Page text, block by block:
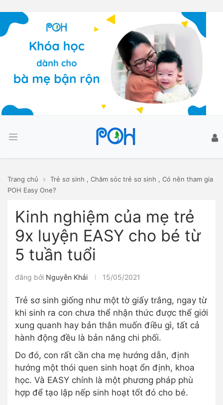
Trang chủ Trẻ sơ sinh , Chăm sóc trẻ sơ sinh , Có nên tham gia
POH Easy One?
Kinh nghiệm của mẹ trẻ
9x luyện EASY cho bé từ
5 tuần tuổi
đăng bởi Nguyễn Khải 15/05/2021
Trẻ sơ sinh giống như một tờ giấy trắng, ngay từ
khi sinh ra con chưa thể nhận thức được thế giới
xung quanh hay bản thân muốn điều gì, tất cả
hành động đều là bản năng chi phối.
Do đó, con rất cần cha mẹ hướng dẫn, định
hướng một thói quen sinh hoạt ổn định, khoa
học. Và EASY chính là một phương pháp phù
hợp để tạo lập nếp sinh hoạt tốt đó cho bé.